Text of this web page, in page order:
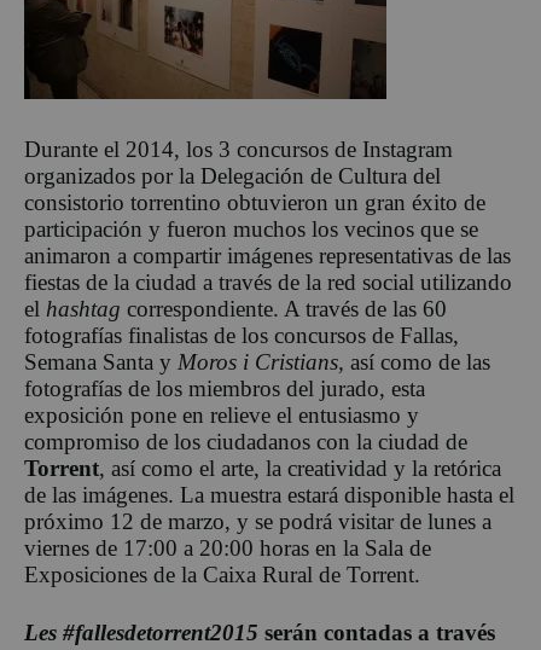
Durante el 2014, los 3 concursos de Instagram
organizados por la Delegación de Cultura del
consistorio torrentino obtuvieron un gran éxito de
participación y fueron muchos los vecinos que se
animaron a compartir imágenes representativas de las
fiestas de la ciudad a través de la red social utilizando
el hashtag correspondiente. A través de las 60
fotografías finalistas de los concursos de Fallas,
Semana Santa y Moros i Cristians, así como de las
fotografías de los miembros del jurado, esta
exposición pone en relieve el entusiasmo y
compromiso de los ciudadanos con la ciudad de
Torrent, así como el arte, la creatividad y la retórica
de las imágenes. La muestra estará disponible hasta el
próximo 12 de marzo, y se podrá visitar de lunes a
viernes de 17:00 a 20:00 horas en la Sala de
Exposiciones de la Caixa Rural de Torrent.
Les #fallesdetorrent2015 serán contadas a través